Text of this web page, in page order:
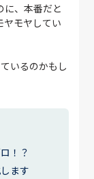
に、本番だと
モヤしてい
いるのかもし
！？
ます